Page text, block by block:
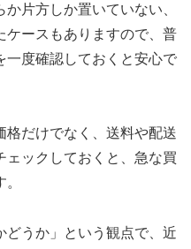
片方しか置いていない、
ケースもありますので、普
一度確認しておくと安心で
格だけでなく、送料や配送
ェックしておくと、急な買
どうか」という観点で、近